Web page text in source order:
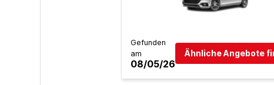
1 Bewertung
Gefunden
am
08/05/26
Ähnliche Angebote